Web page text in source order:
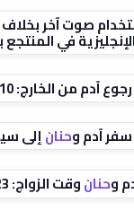
صوت آخر
في
آدم من الخارج: 10 أغسطس 1998.
سفر آدم وحنانإلى سيناء: 20
وحنانوقت الزواج: 23 عامًا.